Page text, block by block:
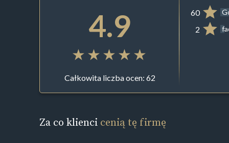
4.9
Całkowita liczba ocen: 62
60
2
Za co klienci cenią tę firmę